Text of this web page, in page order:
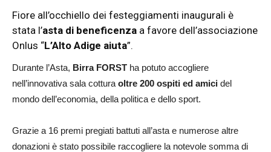
Fiore all’occhiello dei festeggiamenti inaugurali è
stata l’asta di beneficenza a favore dell’associazione
Onlus “L’Alto Adige aiuta”.
Durante l’Asta, Birra FORST ha potuto accogliere
nell’innovativa sala cottura oltre 200 ospiti ed amici del
mondo dell’economia, della politica e dello sport.
Grazie a 16 premi pregiati battuti all’asta e numerose altre
donazioni è stato possibile raccogliere la notevole somma di